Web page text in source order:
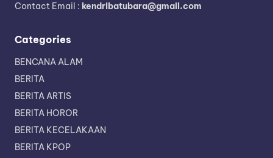
Contact Email : kendribatubara@gmail.com
Categories
BENCANA ALAM
BERITA
BERITA ARTIS
BERITA HOROR
BERITA KECELAKAAN
BERITA KPOP